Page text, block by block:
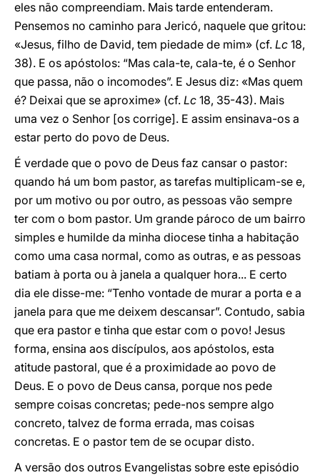
eles não compreendiam. Mais tarde entenderam.
Pensemos no caminho para Jericó, naquele que gritou:
«Jesus, filho de David, tem piedade de mim» (cf. Lc 18,
38). E os apóstolos: “Mas cala-te, cala-te, é o Senhor
que passa, não o incomodes”. E Jesus diz: «Mas quem
é? Deixai que se aproxime» (cf. Lc 18, 35-43). Mais
uma vez o Senhor [os corrige]. E assim ensinava-os a
estar perto do povo de Deus.
É verdade que o povo de Deus faz cansar o pastor:
quando há um bom pastor, as tarefas multiplicam-se e,
por um motivo ou por outro, as pessoas vão sempre
ter com o bom pastor. Um grande pároco de um bairro
simples e humilde da minha diocese tinha a habitação
como uma casa normal, como as outras, e as pessoas
batiam à porta ou à janela a qualquer hora... E certo
dia ele disse-me: “Tenho vontade de murar a porta e a
janela para que me deixem descansar”. Contudo, sabia
que era pastor e tinha que estar com o povo! Jesus
forma, ensina aos discípulos, aos apóstolos, esta
atitude pastoral, que é a proximidade ao povo de
Deus. E o povo de Deus cansa, porque nos pede
sempre coisas concretas; pede-nos sempre algo
concreto, talvez de forma errada, mas coisas
concretas. E o pastor tem de se ocupar disto.
A versão dos outros Evangelistas sobre este episódio